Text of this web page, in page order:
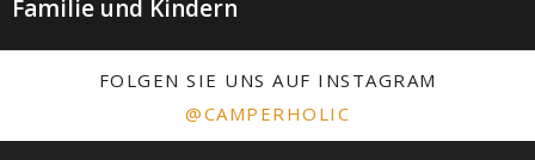
Familie und Kindern
FOLGEN SIE UNS AUF INSTAGRAM
@CAMPERHOLIC